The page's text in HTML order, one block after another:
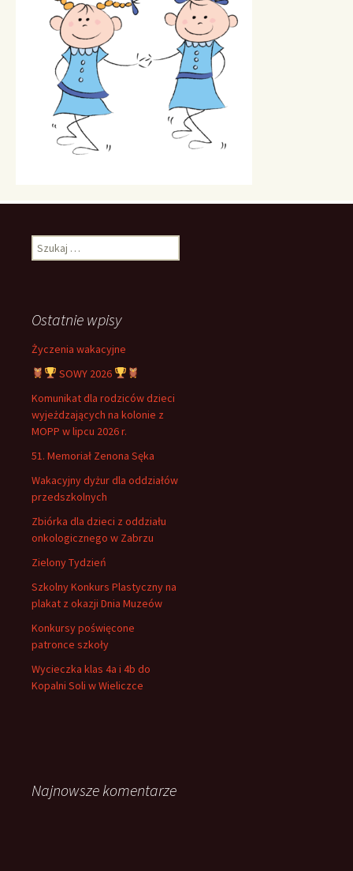
Szukaj:
Ostatnie wpisy
Życzenia wakacyjne
SOWY 2026
Komunikat dla rodziców dzieci
wyjeżdzających na kolonie z
MOPP w lipcu 2026 r.
51. Memoriał Zenona Sęka
Wakacyjny dyżur dla oddziałów
przedszkolnych
Zbiórka dla dzieci z oddziału
onkologicznego w Zabrzu
Zielony Tydzień
Szkolny Konkurs Plastyczny na
plakat z okazji Dnia Muzeów
Konkursy poświęcone
patronce szkoły
Wycieczka klas 4a i 4b do
Kopalni Soli w Wieliczce
Najnowsze komentarze